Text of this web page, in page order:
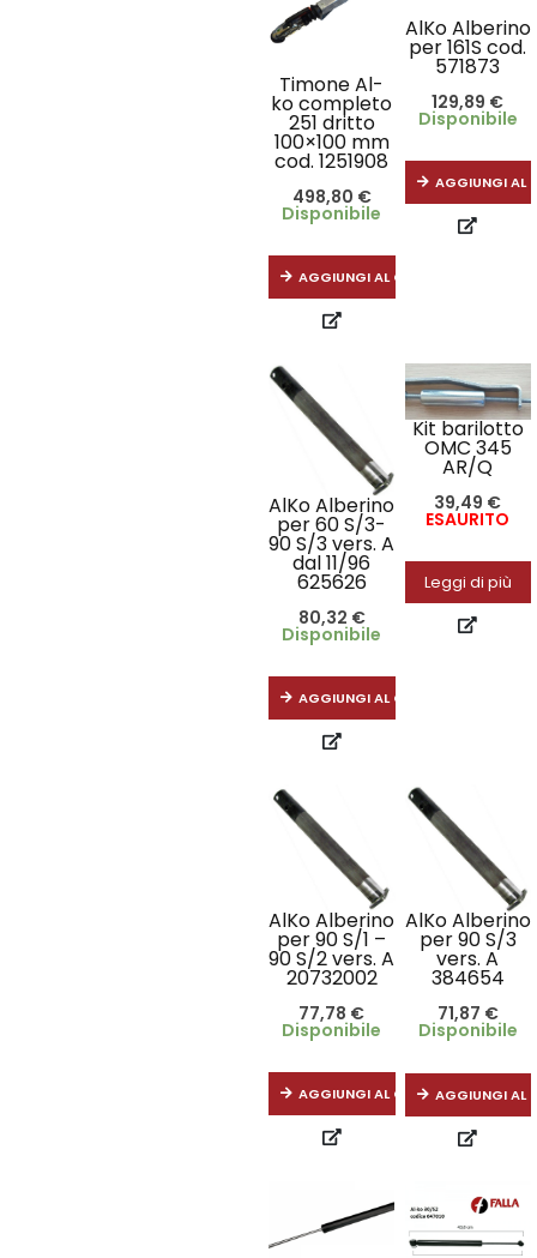
Timone Al-
ko completo
251 dritto
100×100 mm
cod. 1251908
498,80 €
Disponibile
AGGIUNGI AL CARRELLO
AlKo Alberino
per 161S cod.
571873
129,89 €
Disponibile
AGGIUNGI AL
AlKo Alberino
per 60 S/3-
90 S/3 vers. A
dal 11/96
625626
80,32 €
Disponibile
AGGIUNGI AL CARRELLO
Kit barilotto
OMC 345
AR/Q
39,49 €
ESAURITO
Leggi di più
AlKo Alberino
per 90 S/1 –
90 S/2 vers. A
20732002
77,78 €
Disponibile
AGGIUNGI AL CARRELLO
AlKo Alberino
per 90 S/3
vers. A
384654
71,87 €
Disponibile
AGGIUNGI AL